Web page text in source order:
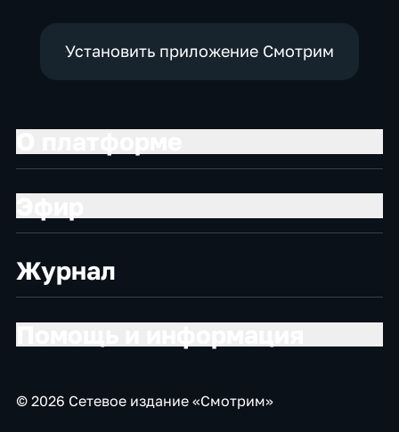
Установить приложение Смотрим
Журнал
© 2026 Сетевое издание «Смотрим»